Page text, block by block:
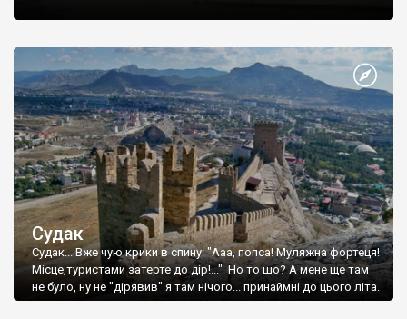
Судак
Судак... Вже чую крики в спину: "Ааа, попса! Муляжна фортеця!
Місце,туристами затерте до дір!..." Но то шо? А мене ще там
не було, ну не "дірявив" я там нічого... принаймні до цього літа.